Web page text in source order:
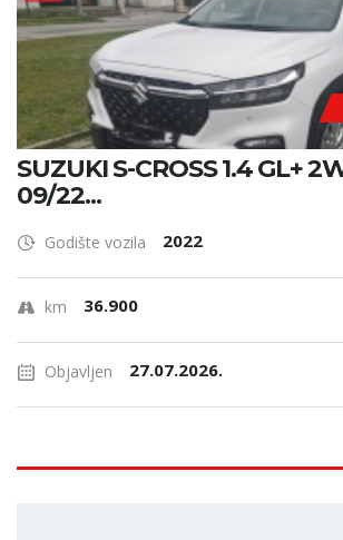
SUZUKI S-CROSS 1.4 GL+
09/22...
Godište vozila 2022
km 36.900
Objavljen 27.07.2026.